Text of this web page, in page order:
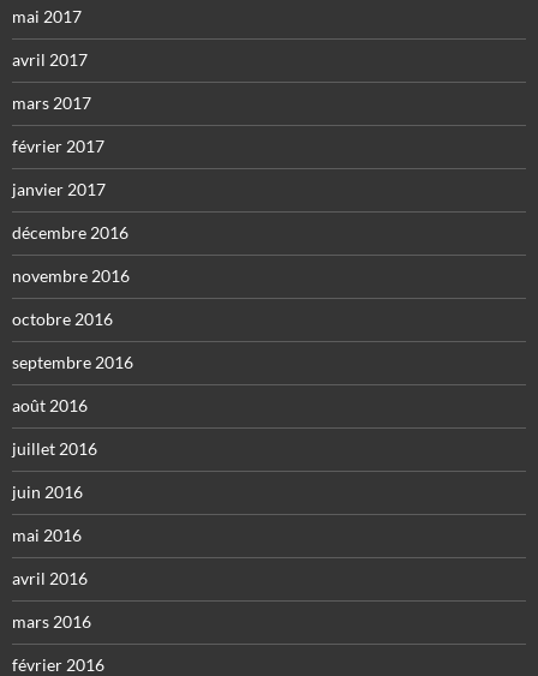
mai 2017
avril 2017
mars 2017
février 2017
janvier 2017
décembre 2016
novembre 2016
octobre 2016
septembre 2016
août 2016
juillet 2016
juin 2016
mai 2016
avril 2016
mars 2016
février 2016